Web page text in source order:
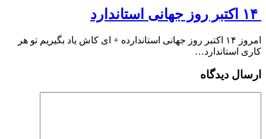
‏امروز ۱۴ اکتبر روز جهانی استاندارده + ای کاش یاد بگیریم تو هر
کاری ‎استاندارد…
ارسال دیدگاه